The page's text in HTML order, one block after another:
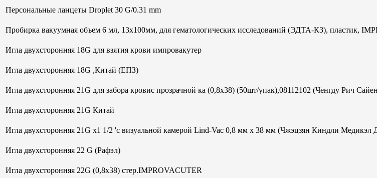
Персональные ланцеты Droplet 30 G/0.31 mm
Пробирка вакуумная объем 6 мл, 13х100мм, для гематологических исследований (ЭДТА-КЗ), пластик,
Игла двухсторонняя 18G для взятия крови импровакутер
Игла двухсторонняя 18G ,Китай (ЕПЗ)
Игла двухсторонняя 21G для забора кровис прозрачной ка (0,8х38) (50шт/упак),08112102 (Ченгду Рич
Игла двухсторонняя 21G Китай
Игла двухсторонняя 21G х1 1/2 'с визуальной камерой Lind-Vac 0,8 мм х 38 мм (Чжэцзян Киндли
Игла двухсторонняя 22 G (Рафэл)
Игла двухсторонняя 22G (0,8х38) стер.IMPROVACUTER